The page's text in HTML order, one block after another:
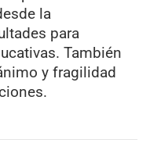
la
para
También
y fragilidad